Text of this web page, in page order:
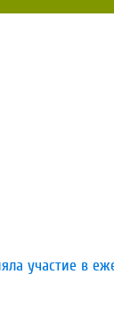
участие в